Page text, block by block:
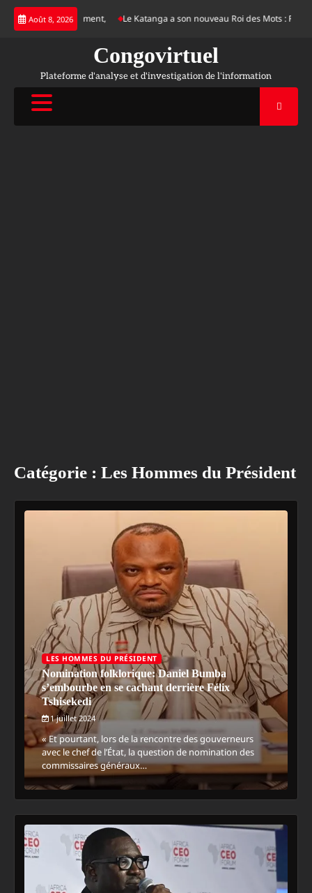
Skip
Août 8, 2026
d’étouffement, Le Katanga a son nouveau Roi des Mots : Fin de
Congovirtuel
Plateforme d'analyse et d'investigation de l'information
Catégorie : Les Hommes du Président
LES HOMMES DU PRÉSIDENT
Nomination folklorique: Daniel Bumba
s’embourbe en se cachant derrière Félix
Tshisekedi
1 juillet 2024
« Et pourtant, lors de la rencontre des gouverneurs
avec le chef de l’État, la question de nomination des
commissaires généraux…